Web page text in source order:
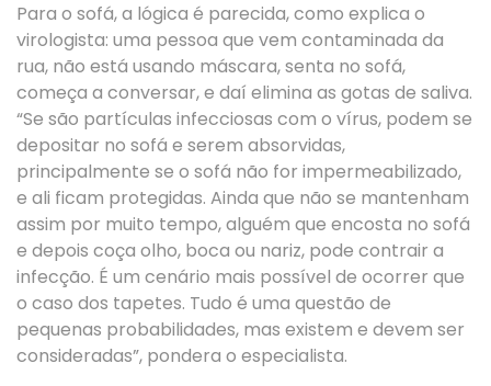
Para o sofá, a lógica é parecida, como explica o
virologista: uma pessoa que vem contaminada da
rua, não está usando máscara, senta no sofá,
começa a conversar, e daí elimina as gotas de saliva.
“Se são partículas infecciosas com o vírus, podem se
depositar no sofá e serem absorvidas,
principalmente se o sofá não for impermeabilizado,
e ali ficam protegidas. Ainda que não se mantenham
assim por muito tempo, alguém que encosta no sofá
e depois coça olho, boca ou nariz, pode contrair a
infecção. É um cenário mais possível de ocorrer que
o caso dos tapetes. Tudo é uma questão de
pequenas probabilidades, mas existem e devem ser
consideradas”, pondera o especialista.